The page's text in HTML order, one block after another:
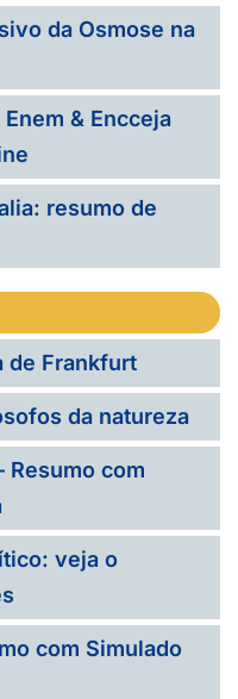
da Osmose na
& Encceja
resumo de
de Frankfurt
da natureza
Resumo com
veja o
com Simulado